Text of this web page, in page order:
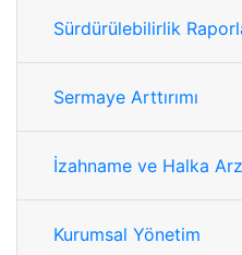
Sürdürülebilirlik
Sermaye Arttırımı
İzahname ve Halka
Kurumsal Yönetim